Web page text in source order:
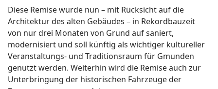
Diese Remise wurde nun – mit Rücksicht auf die
Architektur des alten Gebäudes – in Rekordbauzeit
von nur drei Monaten von Grund auf saniert,
modernisiert und soll künftig als wichtiger kultureller
Veranstaltungs- und Traditionsraum für Gmunden
genutzt werden. Weiterhin wird die Remise auch zur
Unterbringung der historischen Fahrzeuge der